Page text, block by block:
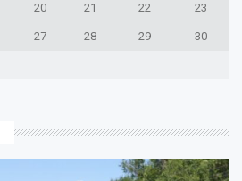
20 21 22 23
27 28 29 30